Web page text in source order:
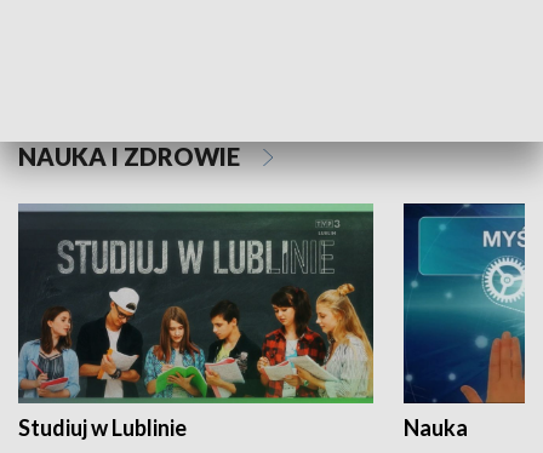
NAUKA I ZDROWIE
Studiuj w Lublinie Nauka